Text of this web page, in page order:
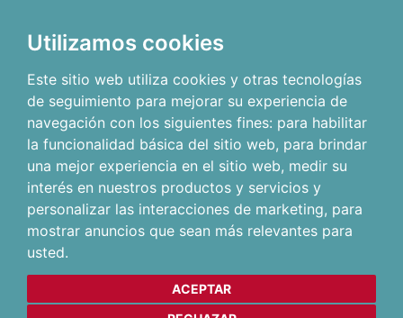
Utilizamos cookies
Este sitio web utiliza cookies y otras tecnologías
de seguimiento para mejorar su experiencia de
navegación con los siguientes fines: para habilitar
la funcionalidad básica del sitio web, para brindar
una mejor experiencia en el sitio web, medir su
interés en nuestros productos y servicios y
personalizar las interacciones de marketing, para
mostrar anuncios que sean más relevantes para
usted.
ACEPTAR